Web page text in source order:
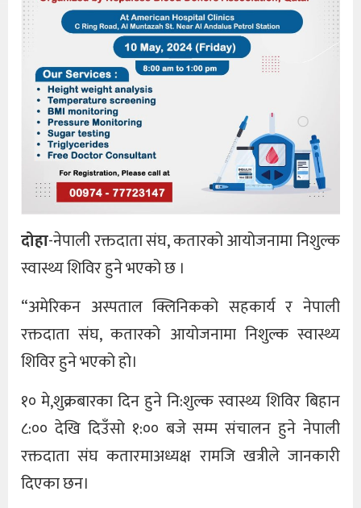
दोहा-नेपाली रक्तदाता संघ, कतारको आयोजनामा निशुल्क
स्वास्थ्य शिविर हुने भएको छ ।
“अमेरिकन अस्पताल क्लिनिकको सहकार्य र नेपाली
रक्तदाता संघ, कतारको आयोजनामा निशुल्क स्वास्थ्य
शिविर हुने भएको हो।
१० मे,शुक्रबारका दिन हुने नि:शुल्क स्वास्थ्य शिविर बिहान
८:०० देखि दिउँसो १:०० बजे सम्म संचालन हुने नेपाली
रक्तदाता संघ कतारमाअध्यक्ष रामजि खत्रीले जानकारी
दिएका छन।